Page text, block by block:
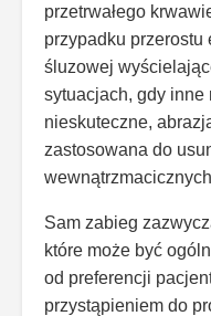
przetrwałego
przypadku przerostu
śluzowej
sytuacjach, gdy
nieskuteczne,
zastosowana do
Sam zabieg
które może być
od preferencji
przystąpieniem do